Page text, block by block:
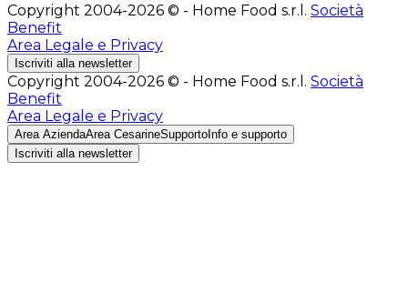
Copyright 2004-2026 © - Home Food s.r.l. Società
Benefit
Area Legale e Privacy
Iscriviti alla newsletter
Copyright 2004-2026 © - Home Food s.r.l. Società
Benefit
Area Legale e Privacy
Area AziendaArea CesarineSupporto Info e supporto
Iscriviti alla newsletter